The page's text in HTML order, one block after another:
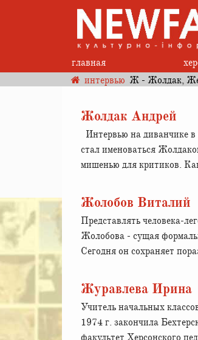
главная
интервью Ж - Жолдак,
Жолдак Андрей
Интервью на диванчике в
стал именоваться
мишенью для критиков.
Жолобов Виталий
Представлять человека-
Жолобова - сущая
Сегодня он сохраняет
Журавлева Ирина
Учитель начальных
1974 г. закончила
факультет Херсонского